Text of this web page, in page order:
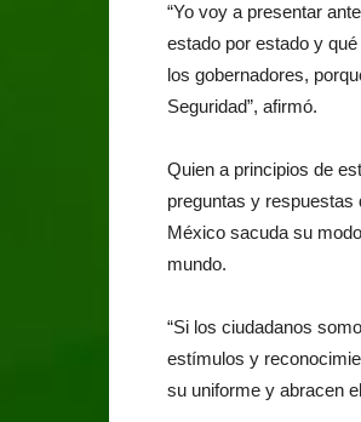
“Yo voy a presentar
estado por estado y
los gobernadores,
Seguridad”, afirmó.
Quien a principios de
preguntas y respuestas
México sacuda su
mundo.
“Si los ciudadanos
estímulos y
su uniforme y abracen